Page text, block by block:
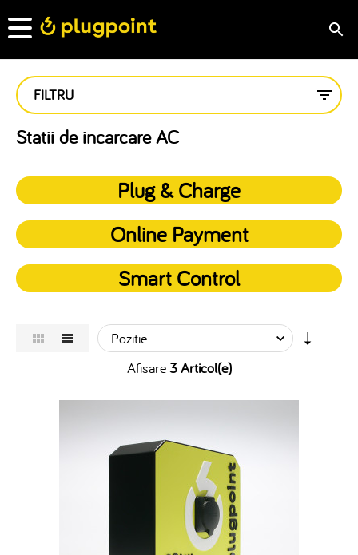
FILTRU
Statii de incarcare AC
Plug & Charge
Online Payment
Smart Control
Afisare3 Articol(e)